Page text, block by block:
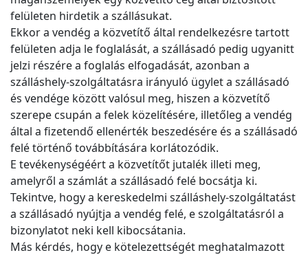
felületen hirdetik a szállásukat.
Ekkor a vendég a közvetítő által rendelkezésre tartott
felületen adja le foglalását, a szállásadó pedig ugyanitt
jelzi részére a foglalás elfogadását, azonban a
szálláshely-szolgáltatásra irányuló ügylet a szállásadó
és vendége között valósul meg, hiszen a közvetítő
szerepe csupán a felek közelítésére, illetőleg a vendég
által a fizetendő ellenérték beszedésére és a szállásadó
felé történő továbbítására korlátozódik.
E tevékenységéért a közvetítőt jutalék illeti meg,
amelyről a számlát a szállásadó felé bocsátja ki.
Tekintve, hogy a kereskedelmi szálláshely-szolgáltatást
a szállásadó nyújtja a vendég felé, e szolgáltatásról a
bizonylatot neki kell kibocsátania.
Más kérdés, hogy e kötelezettségét meghatalmazott